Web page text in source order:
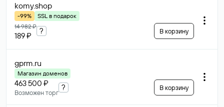
komy.shop
-99%
SSL в подарок
14 982 ₽
189 ₽
? В корзину
gprm.ru
Магазин доменов
463 500 ₽
Возможен торг
? В корзину